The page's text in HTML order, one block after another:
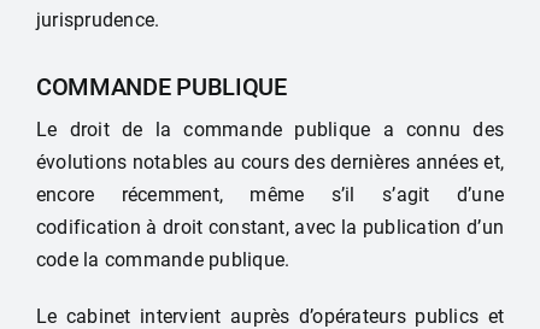
jurisprudence.
COMMANDE PUBLIQUE
Le droit de la commande publique a connu des
évolutions notables au cours des dernières années et,
encore récemment, même s’il s’agit d’une
codification à droit constant, avec la publication d’un
code la commande publique.
Le cabinet intervient auprès d’opérateurs publics et